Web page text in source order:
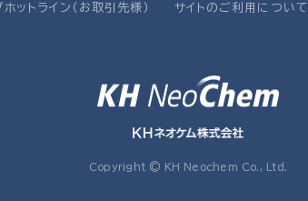
ットライン（お取引先様） サイトのご利用について
Copyright © KH Neochem Co., Ltd.